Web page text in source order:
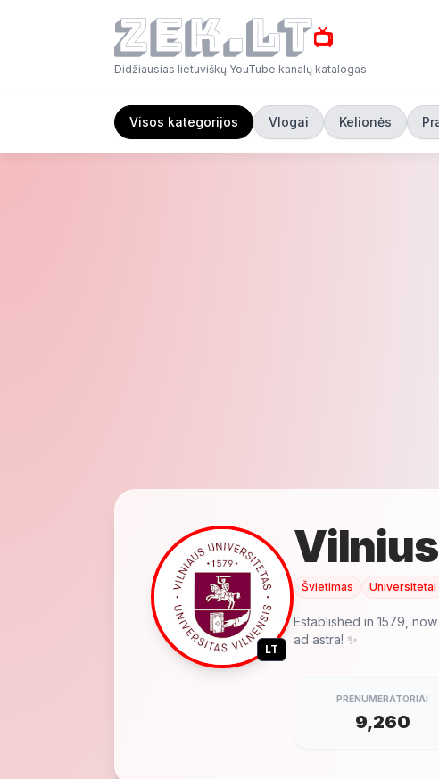
📺
Didžiausias lietuviškų YouTube kanalų katalogas
Visos kategorijos Vlogai Kelionės
LT
Švietimas Universitetai
Established in 1579,
ad astra! ✨
PRENUMERATORIAI
9,260